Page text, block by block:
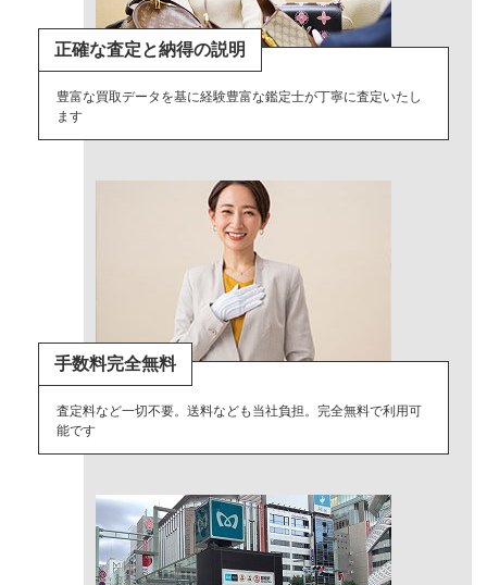
正確な査定と納得の説明
豊富な買取データを基に経験豊富な鑑定士が丁寧に査定いたし
ます
手数料完全無料
査定料など一切不要。送料なども当社負担。完全無料で利用可
能です